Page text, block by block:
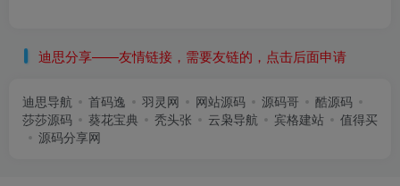
迪思分享——友情链接，需要友链的，点击后面申请
迪思导航 首码逸 羽灵网 网站源码 源码哥
酷源码
莎莎源码
葵花宝典 秃头张 云枭导航 宾格建站
值得买
源码分享网